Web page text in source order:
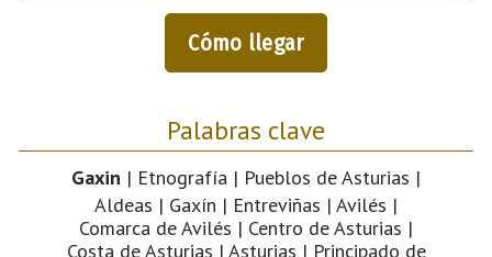
Cómo llegar
Palabras clave
Gaxin | Etnografía | Pueblos de Asturias |
Aldeas | Gaxín | Entreviñas | Avilés |
Comarca de Avilés | Centro de Asturias |
Costa de Asturias | Asturias | Principado de